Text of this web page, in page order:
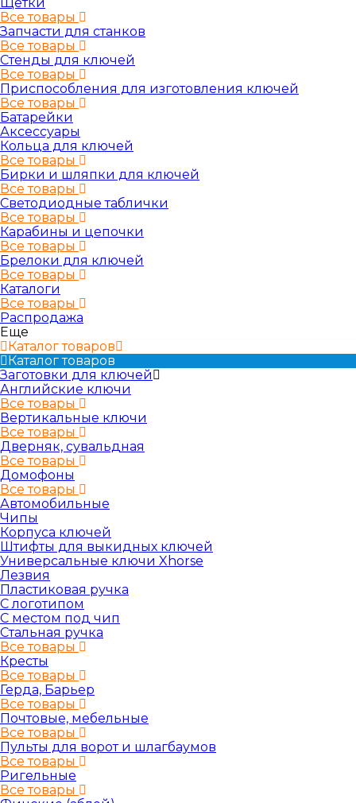
Все товары
Запчасти для станков
Все товары
Стенды для ключей
Все товары
Приспособления для изготовления ключей
Все товары
Батарейки
Аксессуары
Кольца для ключей
Все товары
Бирки и шляпки для ключей
Все товары
Светодиодные таблички
Все товары
Карабины и цепочки
Все товары
Брелоки для ключей
Все товары
Каталоги
Все товары
Распродажа
Еще
Каталог товаров
Каталог товаров
Заготовки для ключей
Английские ключи
Все товары
Вертикальные ключи
Все товары
Дверняк, сувальдная
Все товары
Домофоны
Все товары
Автомобильные
Чипы
Корпуса ключей
Штифты для выкидных ключей
Универсальные ключи Xhorse
Лезвия
Пластиковая ручка
С логотипом
С местом под чип
Стальная ручка
Все товары
Кресты
Все товары
Герда, Барьер
Все товары
Почтовые, мебельные
Все товары
Пульты для ворот и шлагбаумов
Все товары
Ригельные
Все товары